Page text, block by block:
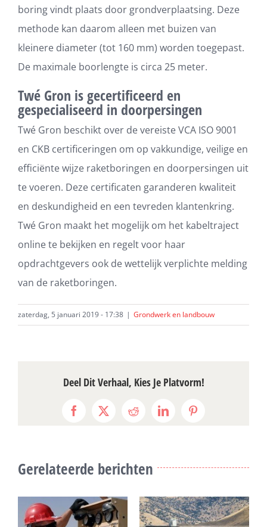
boring vindt plaats door grondverplaatsing. Deze
methode kan daarom alleen met buizen van
kleinere diameter (tot 160 mm) worden toegepast.
De maximale boorlengte is circa 25 meter.
Twé Gron is gecertificeerd en
gespecialiseerd in doorpersingen
Twé Gron beschikt over de vereiste VCA ISO 9001
en CKB certificeringen om op vakkundige, veilige en
efficiënte wijze raketboringen en doorpersingen uit
te voeren. Deze certificaten garanderen kwaliteit
en deskundigheid en een tevreden klantenkring.
Twé Gron maakt het mogelijk om het kabeltraject
online te bekijken en regelt voor haar
opdrachtgevers ook de wettelijk verplichte melding
van de raketboringen.
zaterdag, 5 januari 2019 - 17:38 | Grondwerk en landbouw
Deel Dit Verhaal, Kies Je Platvorm!
Facebook
X RedditLinkedInPinterest
Gerelateerde berichten